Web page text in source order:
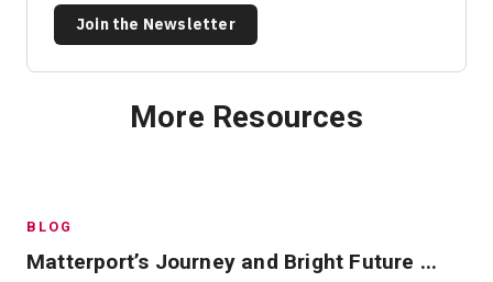
Join the Newsletter
More Resources
BLOG
Matterport’s Journey and Bright Future ...